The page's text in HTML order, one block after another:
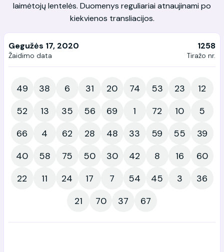
laimėtojų lentelės. Duomenys reguliariai atnaujinami po
kiekvienos transliacijos.
Gegužės 17, 2020
Žaidimo data
1258
Tiražo nr.
49 38 6 31 20 74 53 23
12
52
13 35 56 69 1 72 10
5
66
4 62 28 48 33 59 55
39
40
58 75 50 30 42 8 16
60
22
11 24 17 7 54 45 3
36
21
70 37 67